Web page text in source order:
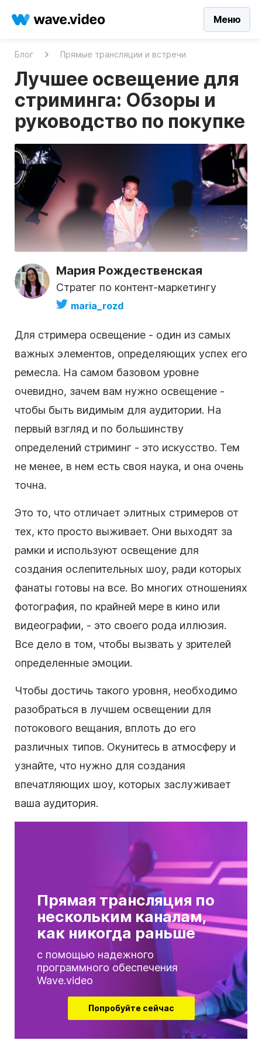
Меню
Блог Прямые трансляции и встречи
Лучшее освещение для
стриминга: Обзоры и
руководство по покупке
Мария Рождественская
Стратег по контент-маркетингу
maria_rozd
Для стримера освещение - один из самых
важных элементов, определяющих успех его
ремесла. На самом базовом уровне
очевидно, зачем вам нужно освещение -
чтобы быть видимым для аудитории. На
первый взгляд и по большинству
определений стриминг - это искусство. Тем
не менее, в нем есть своя наука, и она очень
точна.
Это то, что отличает элитных стримеров от
тех, кто просто выживает. Они выходят за
рамки и используют освещение для
создания ослепительных шоу, ради которых
фанаты готовы на все. Во многих отношениях
фотография, по крайней мере в кино или
видеографии, - это своего рода иллюзия.
Все дело в том, чтобы вызвать у зрителей
определенные эмоции.
Чтобы достичь такого уровня, необходимо
разобраться в лучшем освещении для
потокового вещания, вплоть до его
различных типов. Окунитесь в атмосферу и
узнайте, что нужно для создания
впечатляющих шоу, которых заслуживает
ваша аудитория.
Прямая трансляция по
нескольким каналам,
как никогда раньше
с помощью надежного
программного обеспечения
Wave.video
Попробуйте сейчас